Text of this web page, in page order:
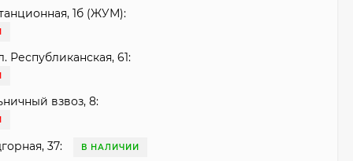
1б (ЖУМ):
Республиканская, 61:
взвоз, 8:
37: В НАЛИЧИИ